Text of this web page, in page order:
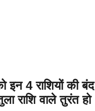
4 राशियों की बंद
राशि वाले तुरंत हो